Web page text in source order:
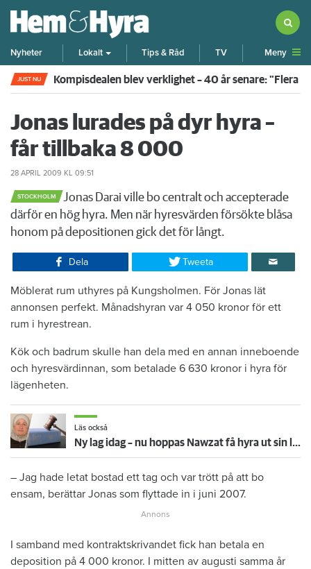
Nyheter Lokalt Tips & Råd TV Meny
JUST NU Kompisdealen blev verklighet – 40 år senare: "Flera
Jonas lurades på dyr hyra –
får tillbaka 8 000
28 APRIL 2009 KL 09:51
STOCKHOLM
​Jonas Darai ville bo centralt och accepterade
därför en hög hyra. Men när hyresvärden försökte blåsa
honom på depositionen gick det för långt.
Dela Tweeta
​Möblerat rum uthyres på Kungsholmen. För Jonas lät
annonsen perfekt. Månadshyran var 4 050 kronor för ett
rum i hyrestrean.
Kök och badrum skulle han dela med en annan inneboende
och hyresvärdinnan, som betalade 6 630 kronor i hyra för
lägenheten.
Läs också
Ny lag idag – nu hoppas Nawzat få hyra ut sin lägenhet
– Jag hade letat bostad ett tag och var trött på att bo
ensam, berättar Jonas som flyttade in i juni 2007.
I samband med kontraktskrivandet fick han betala en
deposition på 4 000 kronor. I mitten av augusti samma år